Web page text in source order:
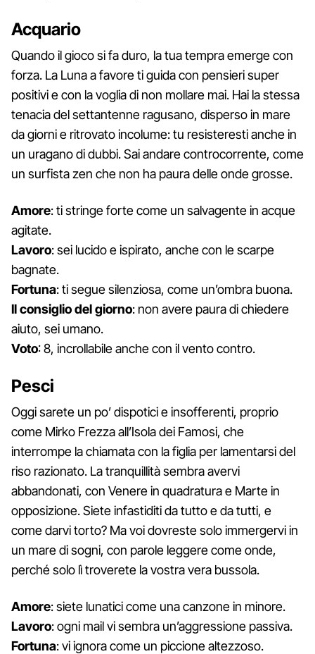
Acquario
Quando il gioco si fa duro, la tua tempra emerge con
forza. La Luna a favore ti guida con pensieri super
positivi e con la voglia di non mollare mai. Hai la stessa
tenacia del settantenne ragusano, disperso in mare
da giorni e ritrovato incolume: tu resisteresti anche in
un uragano di dubbi. Sai andare controcorrente, come
un surfista zen che non ha paura delle onde grosse.
Amore: ti stringe forte come un salvagente in acque
agitate.
Lavoro: sei lucido e ispirato, anche con le scarpe
bagnate.
Fortuna: ti segue silenziosa, come un’ombra buona.
Il consiglio del giorno: non avere paura di chiedere
aiuto, sei umano.
Voto: 8, incrollabile anche con il vento contro.
Pesci
Oggi sarete un po’ dispotici e insofferenti, proprio
come Mirko Frezza all’Isola dei Famosi, che
interrompe la chiamata con la figlia per lamentarsi del
riso razionato. La tranquillità sembra avervi
abbandonati, con Venere in quadratura e Marte in
opposizione. Siete infastiditi da tutto e da tutti, e
come darvi torto? Ma voi dovreste solo immergervi in
un mare di sogni, con parole leggere come onde,
perché solo lì troverete la vostra vera bussola.
Amore: siete lunatici come una canzone in minore.
Lavoro: ogni mail vi sembra un’aggressione passiva.
Fortuna: vi ignora come un piccione altezzoso.